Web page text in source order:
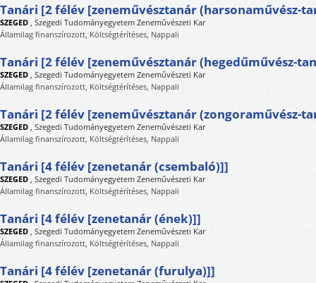
Tanári [2 félév [zeneművésztanár (harsonaművész-
SZEGED Szegedi Tudományegyetem Zeneművészeti Kar
Államilag finanszírozott, Költségtérítéses, Nappali
Tanári [2 félév [zeneművésztanár (hegedűművész-
SZEGED Szegedi Tudományegyetem Zeneművészeti Kar
Államilag finanszírozott, Költségtérítéses, Nappali
Tanári [2 félév [zeneművésztanár (zongoraművész-
SZEGED Szegedi Tudományegyetem Zeneművészeti Kar
Államilag finanszírozott, Költségtérítéses, Nappali
Tanári [4 félév [zenetanár (csembaló)]]
SZEGED Szegedi Tudományegyetem Zeneművészeti Kar
Államilag finanszírozott, Költségtérítéses, Nappali
Tanári [4 félév [zenetanár (ének)]]
SZEGED Szegedi Tudományegyetem Zeneművészeti Kar
Államilag finanszírozott, Költségtérítéses, Nappali
Tanári [4 félév [zenetanár (furulya)]]